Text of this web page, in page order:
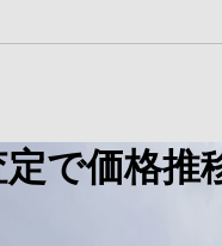
で価格推